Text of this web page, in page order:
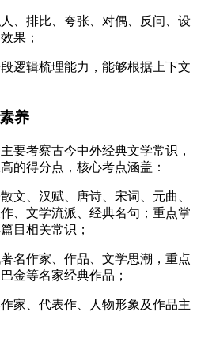
、排比、夸张、对偶、反问、设
果；
逻辑梳理能力，能够根据上下文
养
要考察古今中外经典文学常识，
的得分点，核心考点涵盖：
文、汉赋、唐诗、宋词、元曲、
、文学流派、经典名句；重点掌
目相关常识；
名作家、作品、文学思潮，重点
金等名家经典作品；
家、代表作、人物形象及作品主